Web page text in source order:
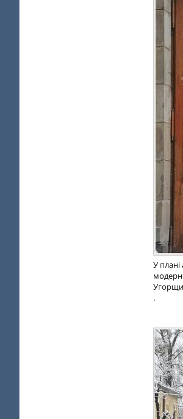
У плані
модерн
.